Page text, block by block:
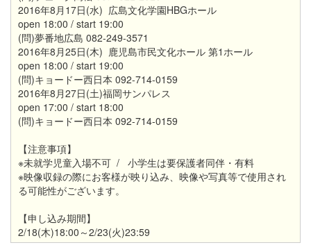
2016年8月17日(水) 広島文化学園HBGホール
open 18:00 / start 19:00
(問)夢番地広島 082-249-3571
2016年8月25日(木) 鹿児島市民文化ホール 第1ホール
open 18:00 / start 19:00
(問)キョードー西日本 092-714-0159
2016年8月27日(土)福岡サンパレス
open 17:00 / start 18:00
(問)キョードー西日本 092-714-0159
【注意事項】
※未就学児童入場不可 / 小学生は要保護者同伴・有料
※映像収録の際にお客様が映り込み、映像や写真等で使用され
る可能性がございます。
【申し込み期間】
2/18(木)18:00～2/23(火)23:59